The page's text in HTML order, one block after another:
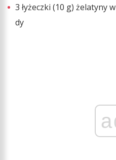
3 łyżeczki (10 g) żelatyny
dy